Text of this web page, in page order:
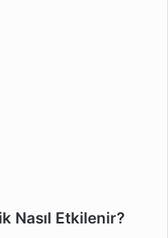
Nasıl Etkilenir?